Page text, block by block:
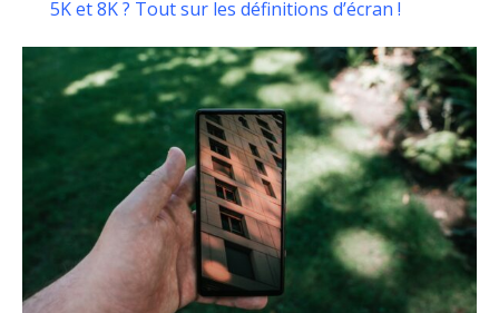
5K et 8K ? Tout sur les définitions d’écran !